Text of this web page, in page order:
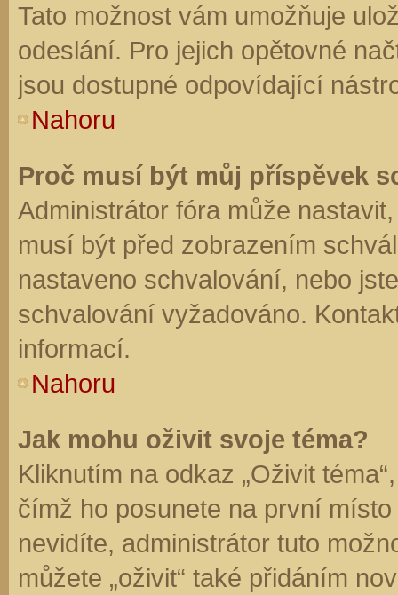
Tato možnost vám umožňuje
odeslání. Pro jejich opětovné
jsou dostupné odpovídající
Nahoru
Proč musí být můj příspěvek
Administrátor fóra může
musí být před zobrazením
nastaveno schvalování, nebo
schvalování vyžadováno.
informací.
Nahoru
Jak mohu oživit svoje téma?
Kliknutím na odkaz „Oživit
čímž ho posunete na první
nevidíte, administrátor tuto
můžete „oživit“ také přidáním